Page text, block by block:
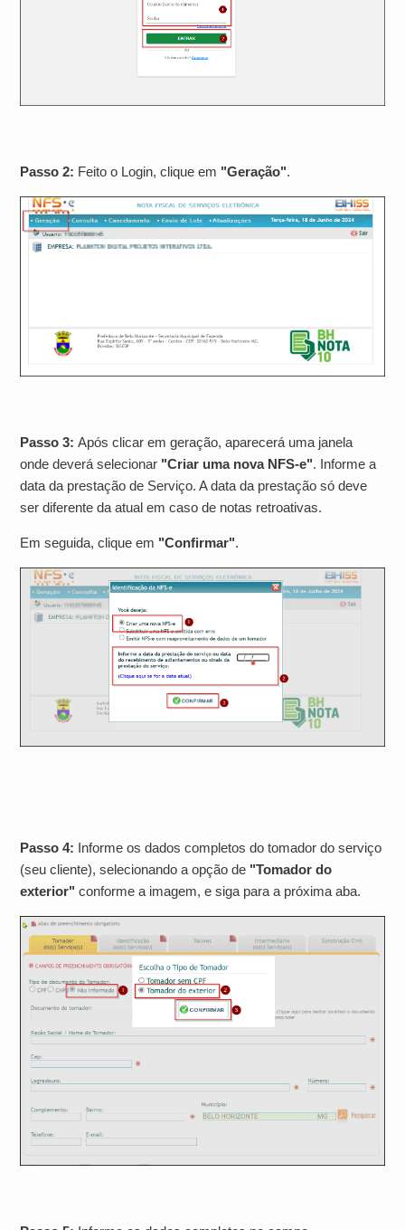
Passo 2: Feito o Login, clique em "Geração".
Passo 3:Após clicar em geração, aparecerá uma janela
onde deverá selecionar "Criar uma nova NFS-e". Informe a
data da prestação de Serviço. A data da prestação só deve
ser diferente da atual em caso de notas retroativas.
Em seguida, clique em "Confirmar".
Passo 4: Informe os dados completos do tomador do serviço
(seu cliente), selecionando a opção de "Tomador do
exterior" conforme a imagem, e siga para a próxima aba.